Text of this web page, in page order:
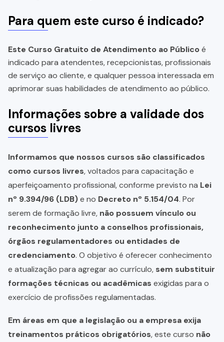
Para quem este curso é indicado?
Este Curso Gratuito de Atendimento ao Públicoé
indicado para atendentes, recepcionistas, profissionais
de serviço ao cliente, e qualquer pessoa interessada em
aprimorar suas habilidades de atendimento ao público.
Informações sobre a validade dos
cursos livres
Informamos que nossos cursos são classificados
como cursos livres, voltados para capacitação e
aperfeiçoamento profissional, conforme previsto na Lei
nº 9.394/96 (LDB)e no Decreto nº 5.154/04. Por
serem de formação livre, não possuem vínculo ou
reconhecimento junto a conselhos profissionais,
órgãos regulamentadores ou entidades de
credenciamento. O objetivo é oferecer conhecimento
e atualização para agregar ao currículo, sem substituir
formações técnicas ou acadêmicas exigidas para o
exercício de profissões regulamentadas.
Em áreas em que a legislação ou a empresa exija
treinamentos práticos obrigatórios, este curso não